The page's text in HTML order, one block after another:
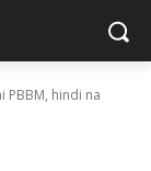
PBBM, hindi na